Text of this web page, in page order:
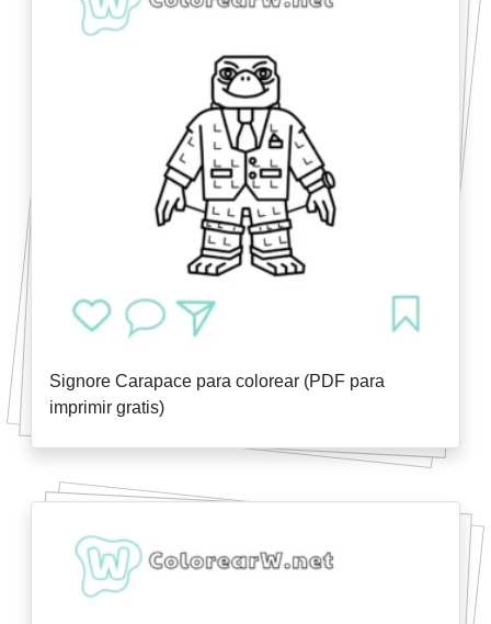
Signore Carapace para colorear (PDF para
imprimir gratis)